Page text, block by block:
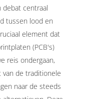
centraal
tussen lood en
element dat
(PCB's)
reis ondergaan,
van de traditionele
naar de steeds